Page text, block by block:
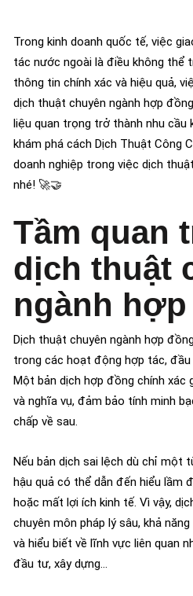
Trong kinh doanh quốc tế, việc
tác nước ngoài là điều không thể
thông tin chính xác và hiệu quả,
dịch thuật chuyên ngành hợp
liệu quan trọng trở thành nhu cầu
khám phá cách Dịch Thuật Công
doanh nghiệp trong việc dịch
nhé! 🚀🤝
Tầm quan
dịch thuật
ngành
Dịch thuật chuyên ngành hợp
trong các hoạt động hợp tác,
Một bản dịch hợp đồng chính xác
và nghĩa vụ, đảm bảo tính minh
chấp về sau.
Nếu bản dịch sai lệch dù chỉ một
hậu quả có thể dẫn đến hiểu lầm
hoặc mất lợi ích kinh tế. Vì vậy,
chuyên môn pháp lý sâu, khả
và hiểu biết về lĩnh vực liên quan
đầu tư, xây dựng…